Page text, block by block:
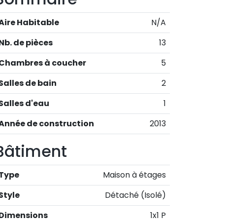
Habitable
N/A
de pièces
13
à coucher
5
de bain
2
d'eau
1
de construction
2013
Maison à étages
Détaché (Isolé)
1x1 P